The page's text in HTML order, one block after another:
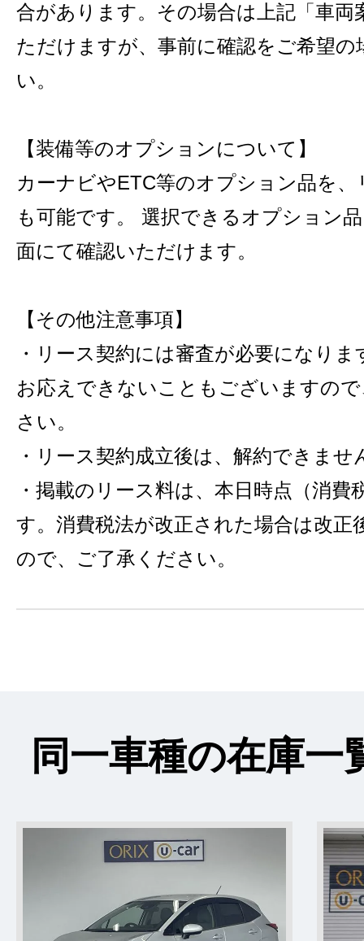
合があります。その場合は上記「車両
ただけますが、事前に確認をご希望
い。
【装備等のオプションについて】
カーナビやETC等のオプション品を
も可能です。 選択できるオプション
面にて確認いただけます。
【その他注意事項】
・リース契約には審査が必要になり
お応えできないこともございますの
さい。
・リース契約成立後は、解約できませ
・掲載のリース料は、本日時点（消
す。消費税法が改正された場合は改正
ので、ご了承ください。
同一車種の在庫一